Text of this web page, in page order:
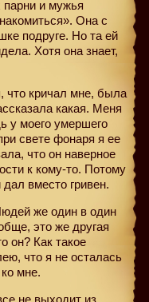
парни и мужья
Она с
подруге. Но та ей
Хотя она знает,
что кричал мне, была
какая. Меня
у моего умершего
свете фонаря я ее
что он наверное
к кому-то. Потому
вместо гривен.
же один в один
это же другая
он? Как такое
что я не осталась
мне.
не выходит из